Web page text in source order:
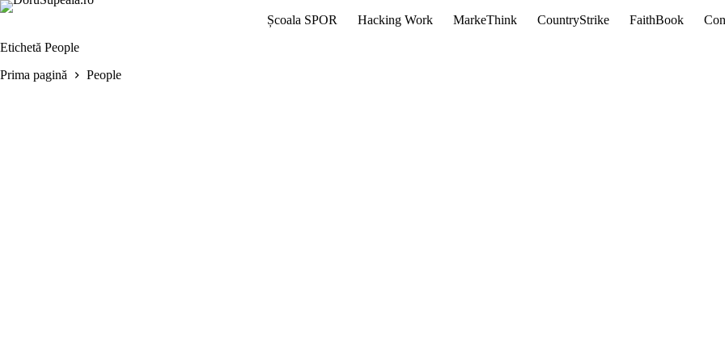
Sari
Școala SPOR Hacking Work MarkeThink CountryStrike FaithBook
Etichetă People
Prima pagină People